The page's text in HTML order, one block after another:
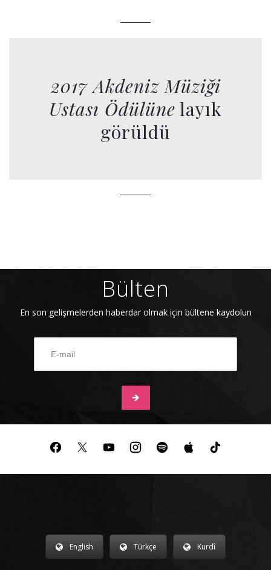
2017 Akdeniz Müziği
Ustası Ödülüne layık
görüldü
Bülten
En son gelişmelerden haberdar olmak için bültene kaydolun
English Türkçe Kurdî